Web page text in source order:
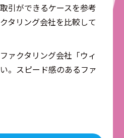
引ができるケースを参考
タリング会社を比較して
ァクタリング会社「ウィ
。スピード感のあるファ